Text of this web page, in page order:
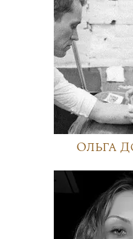
Ольга